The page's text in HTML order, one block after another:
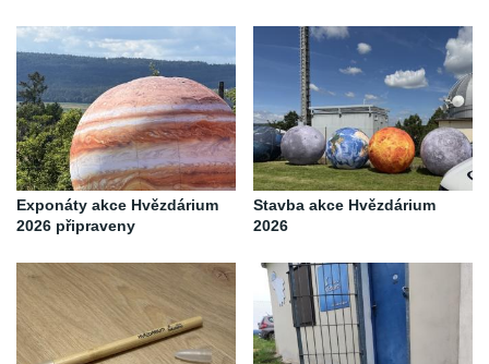
Exponáty akce Hvězdárium
2026 připraveny
Stavba akce Hvězdárium
2026